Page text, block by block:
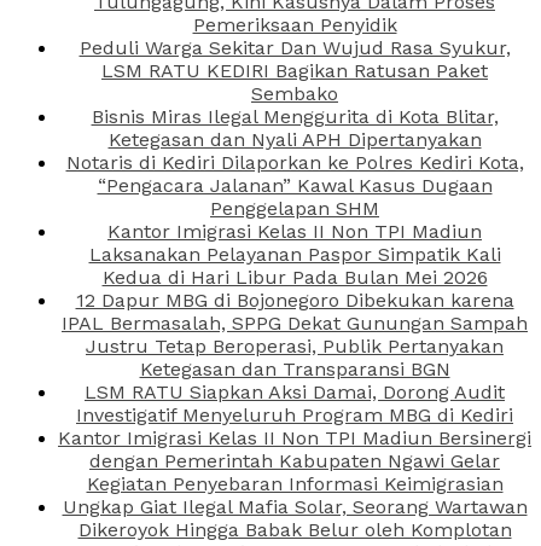
Pemeriksaan Penyidik
Peduli Warga Sekitar Dan Wujud Rasa Syukur,
LSM RATU KEDIRI Bagikan Ratusan Paket
Sembako
Bisnis Miras Ilegal Menggurita di Kota Blitar,
Ketegasan dan Nyali APH Dipertanyakan
Notaris di Kediri Dilaporkan ke Polres Kediri Kota,
“Pengacara Jalanan” Kawal Kasus Dugaan
Penggelapan SHM
Kantor Imigrasi Kelas II Non TPI Madiun
Laksanakan Pelayanan Paspor Simpatik Kali
Kedua di Hari Libur Pada Bulan Mei 2026
12 Dapur MBG di Bojonegoro Dibekukan karena
IPAL Bermasalah, SPPG Dekat Gunungan Sampah
Justru Tetap Beroperasi, Publik Pertanyakan
Ketegasan dan Transparansi BGN
LSM RATU Siapkan Aksi Damai, Dorong Audit
Investigatif Menyeluruh Program MBG di Kediri
Kantor Imigrasi Kelas II Non TPI Madiun Bersinergi
dengan Pemerintah Kabupaten Ngawi Gelar
Kegiatan Penyebaran Informasi Keimigrasian
Ungkap Giat Ilegal Mafia Solar, Seorang Wartawan
Dikeroyok Hingga Babak Belur oleh Komplotan